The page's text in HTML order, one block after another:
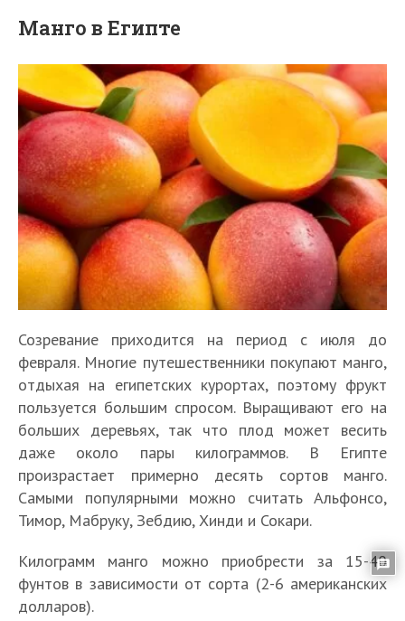
Манго в Египте
Созревание приходится на период с июля до
февраля. Многие путешественники покупают манго,
отдыхая на египетских курортах, поэтому фрукт
пользуется большим спросом. Выращивают его на
больших деревьях, так что плод может весить
даже около пары килограммов. В Египте
произрастает примерно десять сортов манго.
Самыми популярными можно считать Альфонсо,
Тимор, Мабруку, Зебдию, Хинди и Сокари.
Килограмм манго можно приобрести за 15-40
фунтов в зависимости от сорта (2-6 американских
долларов).